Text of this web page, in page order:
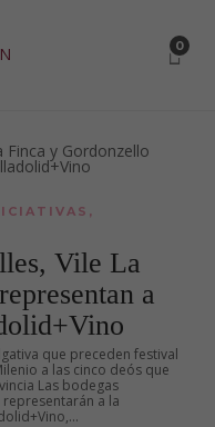
0
,
Vile La
a
que preceden festival
a las cinco deós que
Las bodegas
representarán a la